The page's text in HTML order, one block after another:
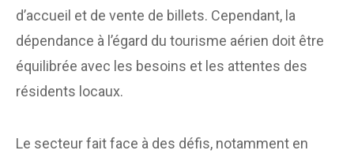
d’accueil et de vente de billets. Cependant, la
dépendance à l’égard du tourisme aérien doit être
équilibrée avec les besoins et les attentes des
résidents locaux.
Le secteur fait face à des défis, notamment en